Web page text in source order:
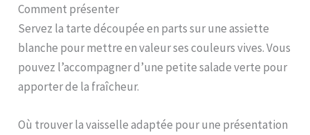
préparation des repas
Contenu de la livraison :
Mixeur plongeant ErgoMixx
600 W avec 2 vitesses et
dégâts, pour une
expérience plus propre et
plus agréable DESIGN
texturée, pour expérience
Comment présenter
Servez la tarte découpée en parts sur une assiette
blanche pour mettre en valeur ses couleurs vives. Vous
pouvez l’accompagner d’une petite salade verte pour
apporter de la fraîcheur.
Où trouver la vaisselle adaptée pour une présentation